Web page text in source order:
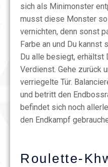
sich als Minimonster
musst diese Monster
vernichten, denn sonst
Farbe an und Du kannst
Du alle besiegt, erhältst
Verdienst. Gehe zurück
verriegelte Tür.
und betritt den
befindet sich noch
den Endkampf
Roulette-